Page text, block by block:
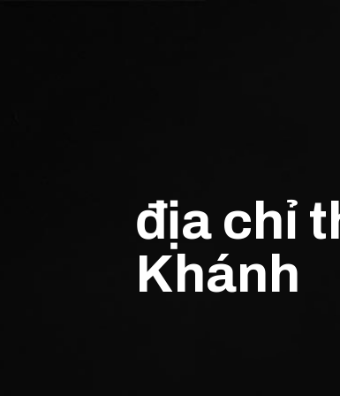
địa chỉ
Khánh